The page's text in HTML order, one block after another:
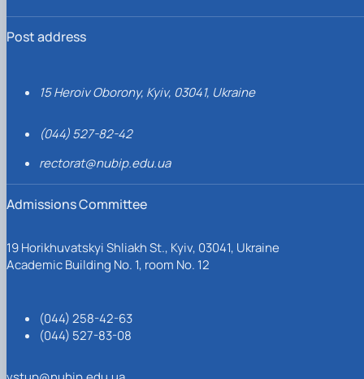
Post address
15 Heroiv Oborony, Kyiv, 03041, Ukraine
(044) 527-82-42
rectorat@nubip.edu.ua
Admissions Committee
19 Horikhuvatskyi Shliakh St., Kyiv, 03041, Ukraine
Academic Building No. 1, room No. 12
(044) 258-42-63
(044) 527-83-08